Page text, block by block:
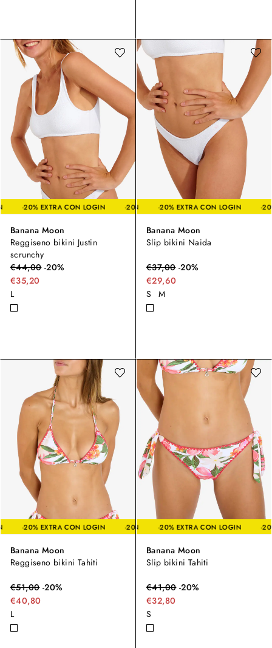
CON LOGIN -20% EXTRA CON LOGIN -20% EXTRA CON LOGIN
Banana Moon
Reggiseno bikini Justin
scrunchy
€44,00-20%
€35,20
L
-20% EXTRA CON LOGIN -20% EXTRA CON
Banana Moon
Slip bikini Naida
€37,00-20%
€29,60
S
M
CON LOGIN -20% EXTRA CON LOGIN -20% EXTRA CON LOGIN
Banana Moon
Reggiseno bikini Tahiti
€51,00-20%
€40,80
L
-20% EXTRA CON LOGIN -20% EXTRA CON
Banana Moon
Slip bikini Tahiti
€41,00-20%
€32,80
S